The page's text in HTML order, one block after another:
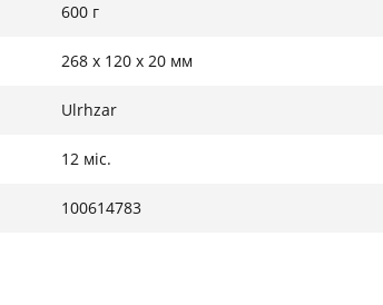
600 г
268 х 120 х 20 мм
Ulrhzar
12 міс.
100614783